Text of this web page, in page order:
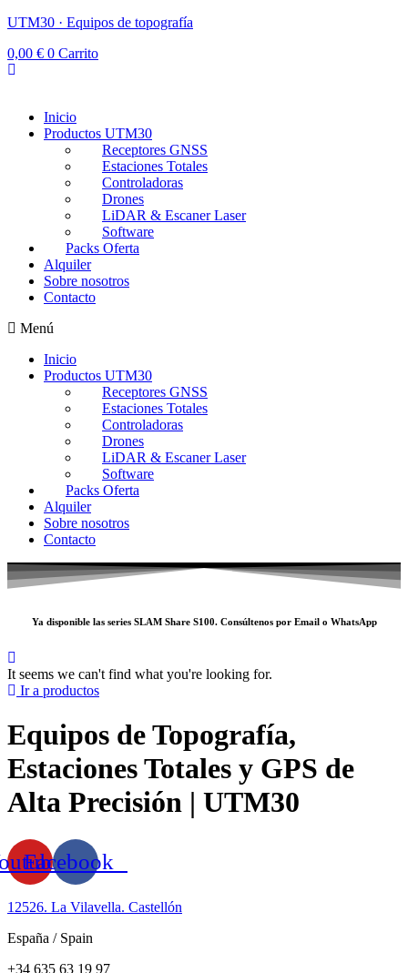
UTM30 · Equipos de topografía
0,00 € 0 Carrito
Inicio
Productos UTM30
Receptores GNSS
Estaciones Totales
Controladoras
Drones
LiDAR & Escaner Laser
Software
Packs Oferta
Alquiler
Sobre nosotros
Contacto
Menú
Inicio
Productos UTM30
Receptores GNSS
Estaciones Totales
Controladoras
Drones
LiDAR & Escaner Laser
Software
Packs Oferta
Alquiler
Sobre nosotros
Contacto
Ya disponible las series SLAM Share S100. Consúltenos por Emailo WhatsApp
It seems we can't find what you're looking for.
Ir a productos
Equipos de Topografía,
Estaciones Totales y GPS de
Alta Precisión | UTM30
Facebook
12526. La Vilavella. Castellón
España / Spain
+34 635 63 19 97